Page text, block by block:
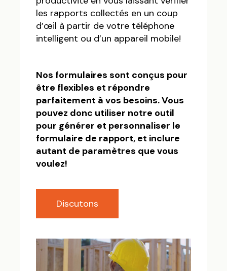
les rapports collectés en un coup
d’œil à partir de votre téléphone
intelligent ou d’un appareil mobile!
Nos formulaires sont conçus pour
être flexibles et répondre
parfaitement à vos besoins. Vous
pouvez donc utiliser notre outil
pour générer et personnaliser le
formulaire de rapport, et inclure
autant de paramètres que vous
voulez!
Discutons